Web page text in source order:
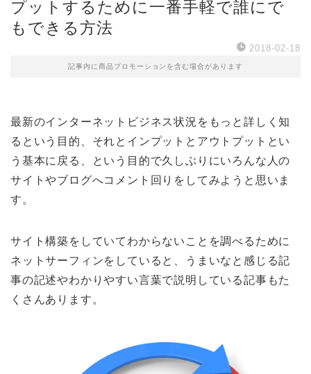
プットするために一番手軽で誰にで
もできる方法
2018-02-18
記事内に商品プロモーションを含む場合があります
最新のインターネットビジネス状況をもっと詳しく知
るという目的、それとインプットとアウトプットとい
う基本に戻る、という目的で久しぶりにいろんな人の
サイトやブログへコメント回りをしてみようと思いま
す。
サイト構築をしていてわからないことを調べるために
ネットサーフィンをしていると、うまいなと感じる記
事の記述やわかりやすい言葉で説明している記事もた
くさんあります。